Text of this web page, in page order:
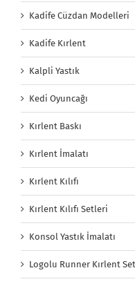
Kadife Cüzdan Modelleri
Kadife Kırlent
Kalpli Yastık
Kedi Oyuncağı
Kırlent Baskı
Kırlent İmalatı
Kırlent Kılıfı
Kırlent Kılıfı Setleri
Konsol Yastık İmalatı
Logolu Runner Kırlent